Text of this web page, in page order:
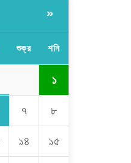
»
শুক্র শনি
১
৭ ৮
১৪ ১৫